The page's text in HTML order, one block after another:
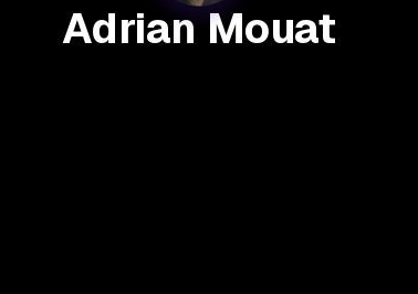
Adrian Mouat